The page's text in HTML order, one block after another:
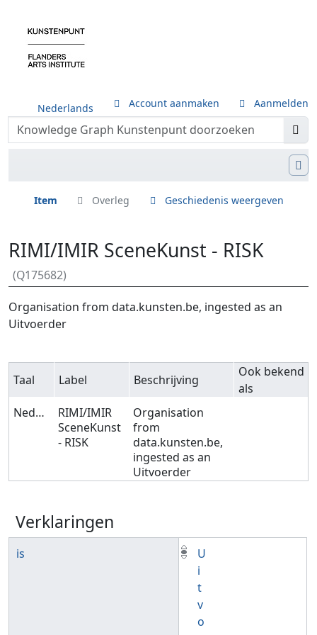
Nederlands Account aanmaken Aanmelden
Item Overleg Geschiedenis weergeven
RIMI/IMIR SceneKunst - RISK
(Q175682)
Ga naar:navigatie,zoeken
Organisation from data.kunsten.be, ingested as an
Uitvoerder
Taal Label Beschrijving
Ook bekend
als
Nederlands
RIMI/IMIR
SceneKunst
- RISK
Organisation
from
data.kunsten.be,
ingested as an
Uitvoerder
Verklaringen
is
U
i
t
v
o